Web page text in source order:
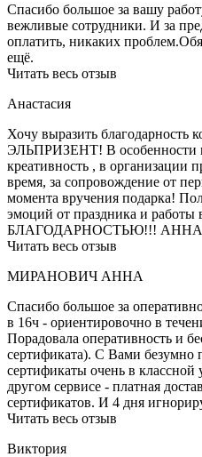
Спасибо большое за вашу
вежливые сотрудники. И за
оплатить, никаких
ещё.
Читать весь отзыв
Анастасия
Хочу выразить благодарность
ЭЛЬПРИЗЕНТ! В особенности
креативность , в организации
время, за сопровождение от
момента вручения подарка!
эмоций от праздника и работы
БЛАГОДАРНОСТЬЮ!!!
Читать весь отзыв
МИРАНОВИЧ АННА
Спасибо большое за
в 16ч - ориентировочно в
Порадовала оперативность и
сертификата). С Вами безумно
сертификаты очень в классной
другом сервисе - платная
сертификатов. И 4 дня
Читать весь отзыв
Виктория